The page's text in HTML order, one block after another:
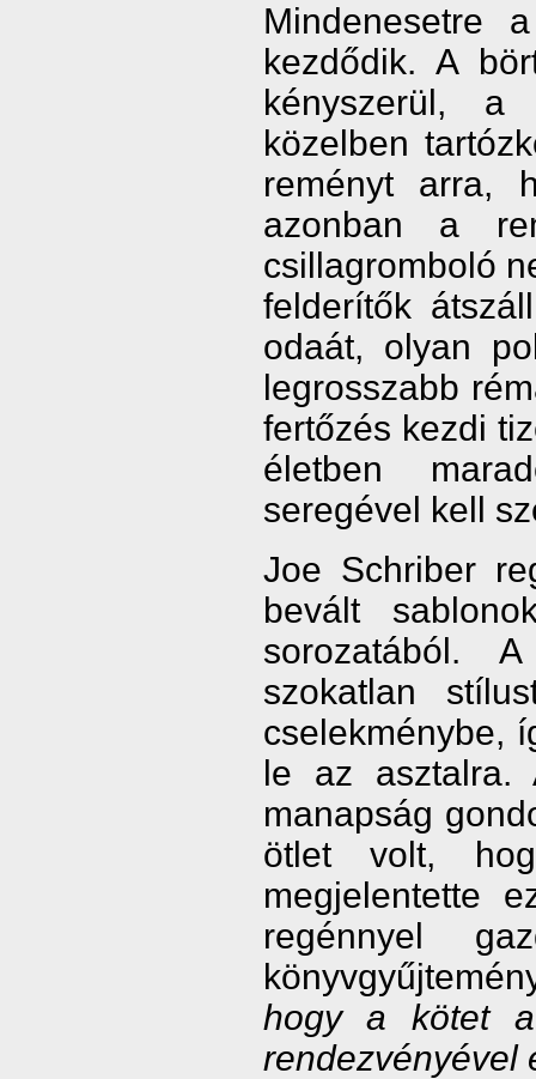
Mindenesetre
kezdődik. A
kényszerül, a
közelben
reményt arra,
azonban a
csillagromboló
felderítők
odaát, olyan
legrosszabb
fertőzés kezdi
életben
seregével kell
Joe Schriber
bevált
sorozatából.
szokatlan
cselekménybe,
le az asztalra.
manapság
ötlet volt,
megjelentette
regénnyel
hogy a kötet
rendezvényével